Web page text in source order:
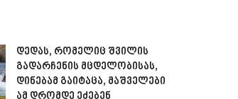
დედას, რომელიც შვილის
გადარჩენის მცდელობისას,
დინებამ გაიტაცა, მაშველები
ამ დრომდე ეძებენ